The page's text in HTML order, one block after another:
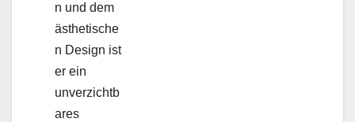
n und dem
ästhetische
n Design ist
er ein
unverzichtb
ares